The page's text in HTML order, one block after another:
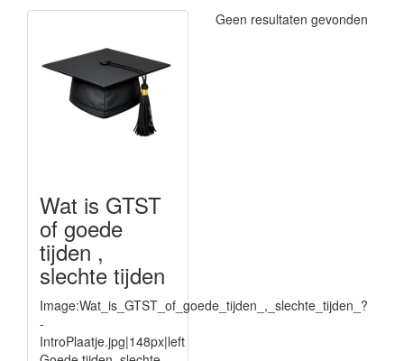
Wat is GTST
of goede
tijden ,
slechte tijden
Image:Wat_is_GTST_of_goede_tijden_,_slechte_tijden_?
-
IntroPlaatje.jpg|148px|left
Geen resultaten gevonden